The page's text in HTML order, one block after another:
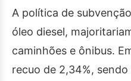
A política de
óleo diesel,
caminhões e ônibus.
recuo de 2,34%,